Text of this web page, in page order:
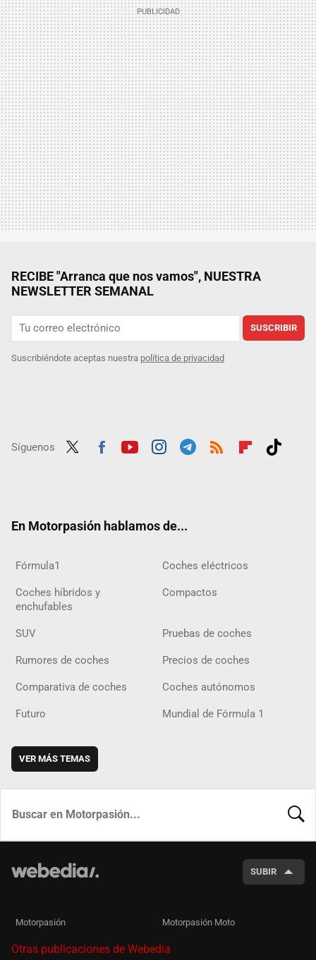
RECIBE "Arranca que nos vamos", NUESTRA
NEWSLETTER SEMANAL
SUSCRIBIR
Suscribiéndote aceptas nuestra política de privacidad
Síguenos
En Motorpasión hablamos de...
Fórmula1 Coches eléctricos
Coches híbridos y
enchufables
Compactos
SUV Pruebas de coches
Rumores de coches Precios de coches
Comparativa de coches Coches autónomos
Futuro Mundial de Fórmula 1
VER MÁS TEMAS
SUBIR
Motorpasión Motorpasión Moto
Otras publicaciones de Webedia